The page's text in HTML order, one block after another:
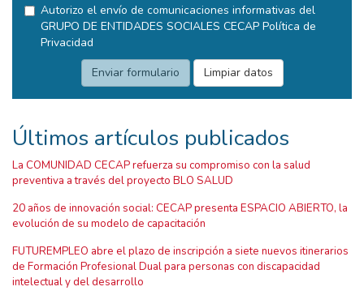
Autorizo el envío de comunicaciones informativas del
GRUPO DE ENTIDADES SOCIALES CECAP Política de
Privacidad
Últimos artículos publicados
La COMUNIDAD CECAP refuerza su compromiso con la salud
preventiva a través del proyecto BLO SALUD
20 años de innovación social: CECAP presenta ESPACIO ABIERTO, la
evolución de su modelo de capacitación
FUTUREMPLEO abre el plazo de inscripción a siete nuevos itinerarios
de Formación Profesional Dual para personas con discapacidad
intelectual y del desarrollo